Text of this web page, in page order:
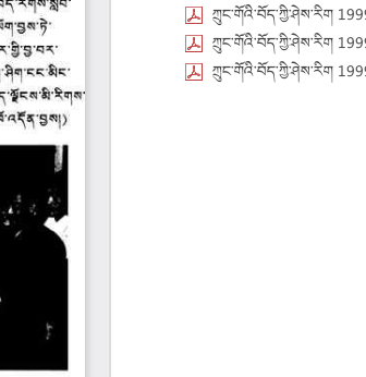
ཀྲུང་གོའི་བོད་ཀྱི་ཤེས་རིག
ཀྲུང་གོའི་བོད་ཀྱི་ཤེས་རིག
ཀྲུང་གོའི་བོད་ཀྱི་ཤེས་རིག